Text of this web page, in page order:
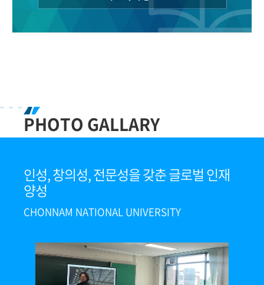
14
2026학년도 2학기 감면장학금 장학생 선발
06 2026학년도 제2학기 등록 공고
2026학년도 제2학기 등록 공고 2026학년도
PHOTO GALLARY
인성, 창의성, 전문성을 갖춘 글로벌 인재
양성
CHONNAM NATIONAL UNIVERSITY